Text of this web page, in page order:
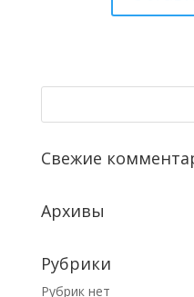
Свежие
Архивы
Рубрики
Рубрик нет